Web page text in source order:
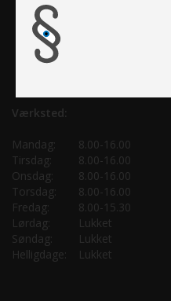
Værksted:
Mandag:
8.00-16.00
Tirsdag:
8.00-16.00
Onsdag:
8.00-16.00
Torsdag:
8.00-16.00
Fredag:
8.00-15.30
Lørdag:
Lukket
Søndag:
Lukket
Helligdage:
Lukket